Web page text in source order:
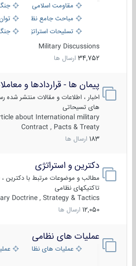
مقاومت اسلامی
جنگ
مباحث جامع نظامی
توان
تسلیحات استراتژیک
جنگ
Military Discussions
34,752 ارسال ها
پیمان ها - قراردادها و
اخبار ، اطلاعات و مقالات منتشر شده
های تسیحاتی
about International military
Contract , Pacts & Treaty
183 ارسال ها
دکترین و استراتژی
مطالب و موضوعات مرتبط با دکترین ،
تاکتیکهای نظامی
Doctrine , Strategy & Tactics
12,050 ارسال ها
عملیات های نظامی
عملیات های نظامی ایران